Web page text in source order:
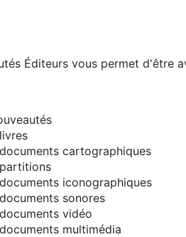
Éditeurs vous permet d'être
cartographiques
iconographiques
sonores
vidéo
multimédia